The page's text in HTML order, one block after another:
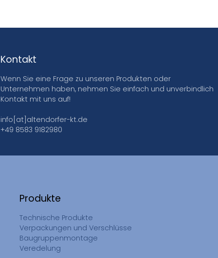
Kontakt
Wenn Sie eine Frage zu unseren Produkten oder
Unternehmen haben, nehmen Sie einfach und unverbindlich
Kontakt mit uns auf!
info[at]altendorfer-kt.de
+49 8583 9182980
Produkte
Technische Produkte
Verpackungen und Verschlüsse
Baugruppenmontage
Veredelung